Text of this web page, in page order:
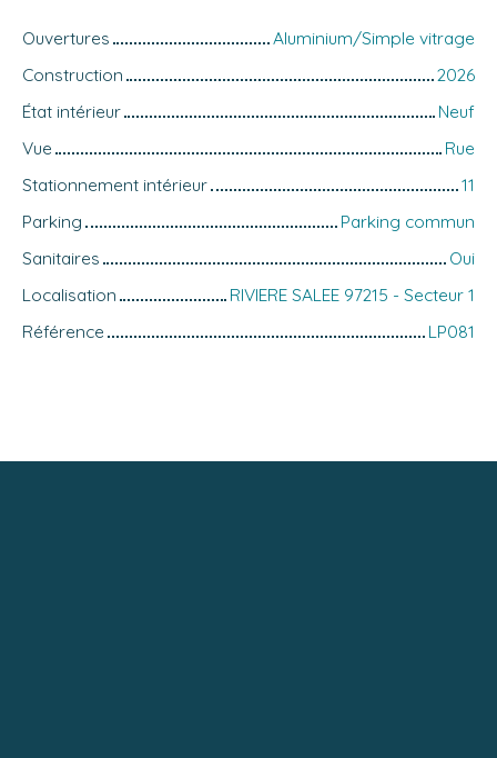
Ouvertures
Aluminium/Simple vitrage
Construction
2026
État intérieur
Neuf
Vue
Rue
Stationnement intérieur
11
Parking
Parking commun
Sanitaires
Oui
Localisation
RIVIERE SALEE 97215 - Secteur 1
Référence
LP081